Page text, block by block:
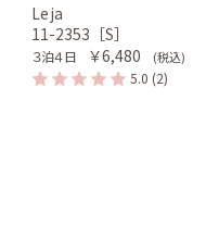
Leja
11-2353［S］
３泊４日 ￥6,480 (税込)
5.0 (2)